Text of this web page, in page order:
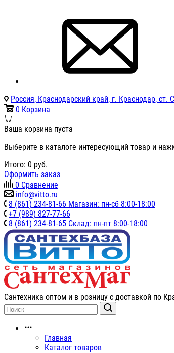
Россия, Краснодарский край, г. Краснодар,
0 Корзина
Ваша корзина пуста
Выберите в каталоге интересующий товар и
Итого: 0 руб.
Оформить заказ
0 Сравнение
info@vitto.ru
8 (861) 234-81-66 Магазин: пн-сб 8:00-18:00
+7 (989) 827-77-66
8 (861) 234-81-65 Склад: пн-пт 8:00-18:00
Сантехника оптом и в розницу с доставкой по
Главная
Каталог товаров